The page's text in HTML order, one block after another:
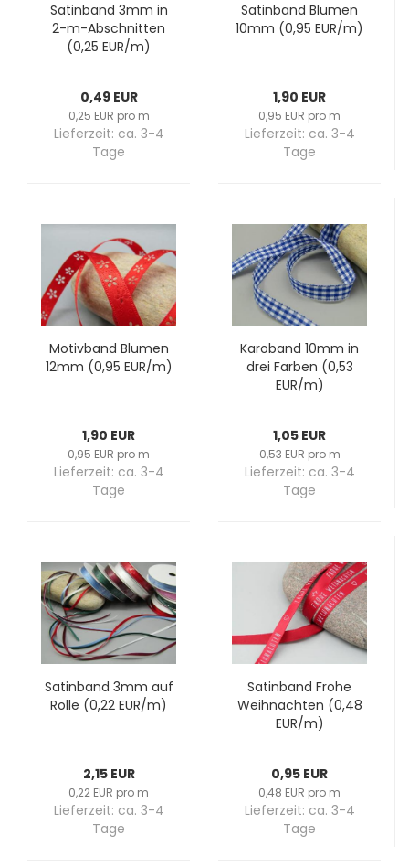
Sa­tin­band 3mm in
2-​m-​Abschnitten
(0,25 EUR/m)
0,49 EUR
0,25 EUR pro m
Lieferzeit: ca. 3-4
Tage
Sa­tin­band Blu­men
10mm (0,95 EUR/m)
1,90 EUR
0,95 EUR pro m
Lieferzeit: ca. 3-4
Tage
Mo­tiv­band Blu­men
12mm (0,95 EUR/m)
1,90 EUR
0,95 EUR pro m
Lieferzeit: ca. 3-4
Tage
Ka­ro­band 10mm in
drei Far­ben (0,53
EUR/m)
1,05 EUR
0,53 EUR pro m
Lieferzeit: ca. 3-4
Tage
Sa­tin­band 3mm auf
Rolle (0,22 EUR/m)
2,15 EUR
0,22 EUR pro m
Lieferzeit: ca. 3-4
Tage
Sa­tin­band Frohe
Weih­nach­ten (0,48
EUR/m)
0,95 EUR
0,48 EUR pro m
Lieferzeit: ca. 3-4
Tage